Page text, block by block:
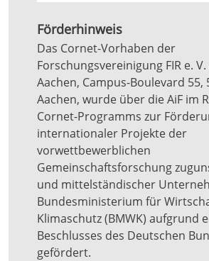
Förderhinweis
Das Cornet-Vorhaben der
Forschungsvereinigung FIR e.
Aachen, Campus-Boulevard 55,
Aachen, wurde über die AiF im
Cornet-Programms zur
internationaler Projekte der
vorwettbewerblichen
Gemeinschaftsforschung
und mittelständischer
Bundesministerium für
Klimaschutz (BMWK) aufgrund
Beschlusses des Deutschen
gefördert.